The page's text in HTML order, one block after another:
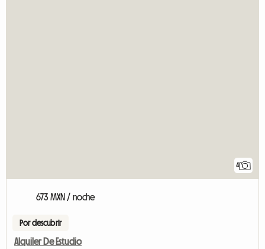
4
673 MXN / noche
Por descubrir
Alquiler De Estudio